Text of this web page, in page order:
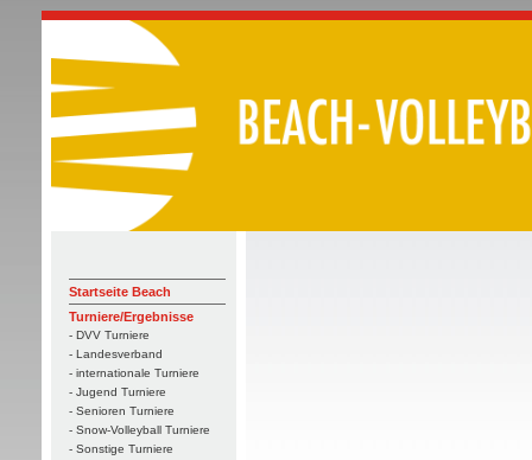
Startseite Beach
Turniere/Ergebnisse
- DVV Turniere
- Landesverband
- internationale Turniere
- Jugend Turniere
- Senioren Turniere
- Snow-Volleyball Turniere
- Sonstige Turniere